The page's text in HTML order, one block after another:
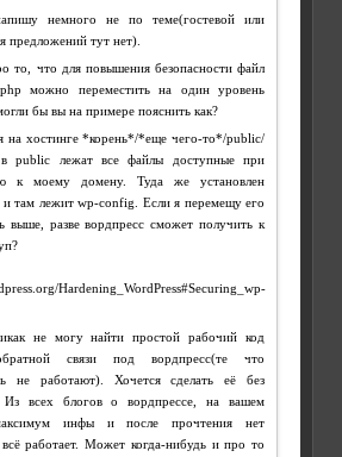
немного не по теме(гостевой или
предложений тут нет).
то, что для повышения безопасности файл
можно переместить на один уровень
бы вы на примере пояснить как?
на хостинге *корень*/*еще чего-то*/public/
public лежат все файлы доступные при
к моему домену. Туда же установлен
и там лежит wp-config. Если я перемещу его
выше, разве вордпресс сможет получить к
Hardening_WordPress#Securing_wp-
не могу найти простой рабочий код
связи под вордпресс(те что
не работают). Хочется сделать её без
Из всех блогов о вордпрессе, на вашем
инфы и после прочтения нет
работает. Может когда-нибудь и про то